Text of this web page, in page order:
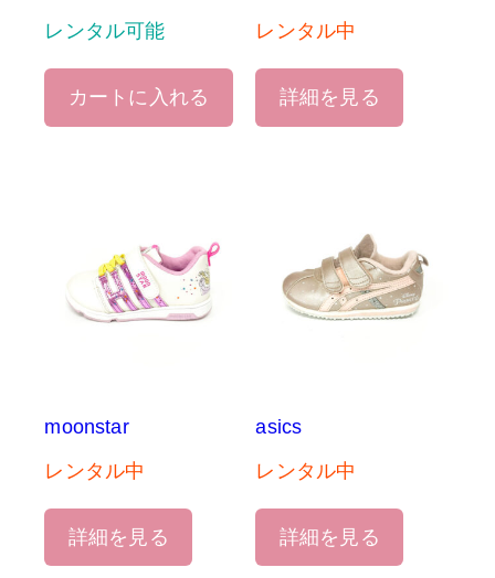
レンタル可能
カートに入れる
レンタル中
詳細を見る
moonstar
レンタル中
詳細を見る
asics
レンタル中
詳細を見る